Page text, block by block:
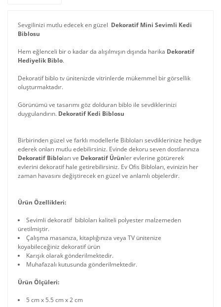
Sevgilinizi mutlu edecek en güzel Dekoratif Mini Sevimli Kedi
Biblosu
Hem eğlenceli bir o kadar da alışılmışın dışında harika Dekoratif
Hediyelik Biblo.
Dekoratif biblo tv ünitenizde vitrinlerde mükemmel bir görsellik
oluşturmaktadır.
Görünümü ve tasarımı göz dolduran biblo ile sevdiklerinizi
duygulandırın. Dekoratif Kedi Biblosu
Birbirinden güzel ve farklı modellerle Bibloları sevdiklerinize hediye
ederek onları mutlu edebilirsiniz. Evinde dekoru seven dostlarınıza
Dekoratif Bibloları ve Dekoratif Ürünler evlerine götürerek
evlerini dekoratif hale getirebilirsiniz. Ev Ofis Bibloları, evinizin her
zaman havasını değiştirecek en güzel ve anlamlı objelerdir.
Ürün Özellikleri:
Sevimli dekoratif bibloları kaliteli polyester malzemeden
üretilmiştir.
Çalışma masanıza, kitaplığınıza veya TV ünitenize
koyabileceğiniz dekoratif ürün
Karışık olarak gönderilmektedir.
Muhafazalı kutusunda gönderilmektedir.
Ürün Ölçüleri:
5 cm x 5.5 cm x 2 cm